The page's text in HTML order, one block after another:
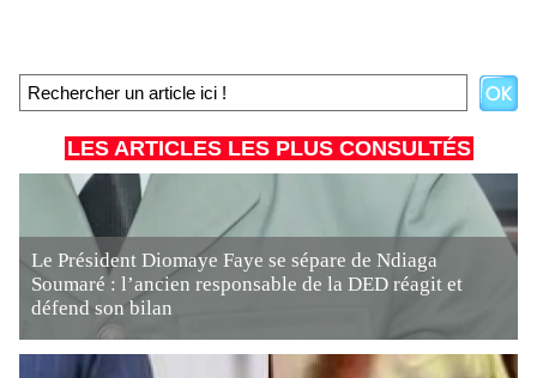
LES ARTICLES LES PLUS CONSULTÉS
Le Président Diomaye Faye se sépare de Ndiaga
Soumaré : l’ancien responsable de la DED réagit et
défend son bilan